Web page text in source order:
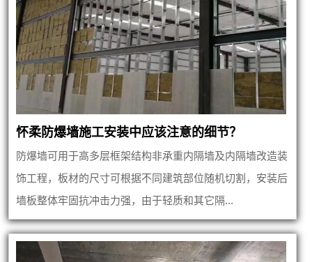
怀柔防爆墙施工安装中应该注意的细节？
防爆墙可用于高多层框架结构非承重内隔墙及内隔墙改造装
饰工程，板材的尺寸可根据不同建筑部位随机切割，安装后
墙板整体牢固抗冲击力强，由于轻质和其它隔...